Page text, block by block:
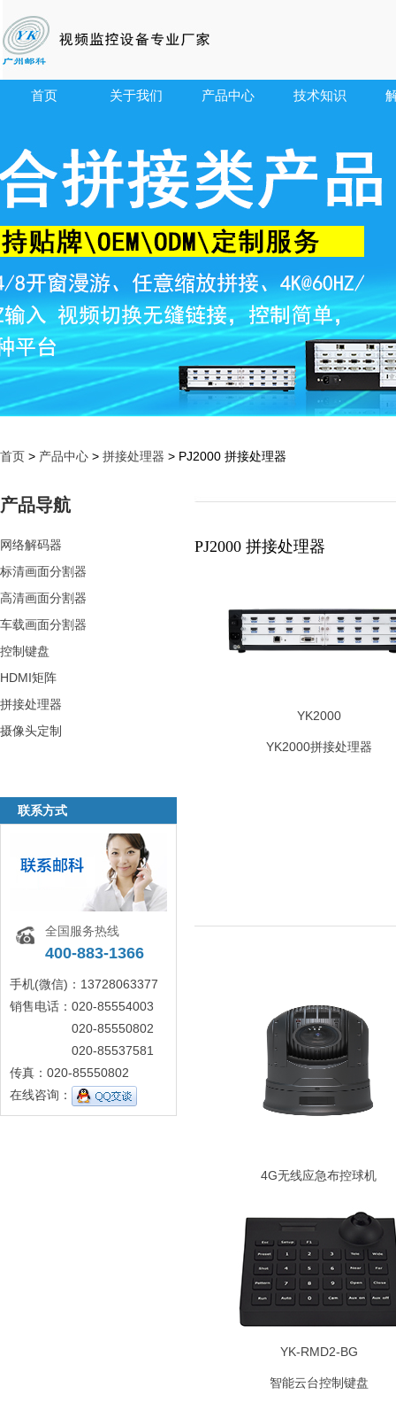
首页 关于我们 产品中心 技术知识
首页 > 产品中心 > 拼接处理器 > PJ2000 拼接处理器
产品导航
网络解码器
标清画面分割器
高清画面分割器
车载画面分割器
控制键盘
HDMI矩阵
拼接处理器
摄像头定制
联系方式
全国服务热线
400-883-1366
手机(微信)：13728063377
销售电话：020-85554003
020-85550802
020-85537581
传真：020-85550802
在线咨询：
PJ2000 拼接处理器
YK2000
YK2000拼接处理器
4G无线应急布控球机
YK-RMD2-BG
智能云台控制键盘